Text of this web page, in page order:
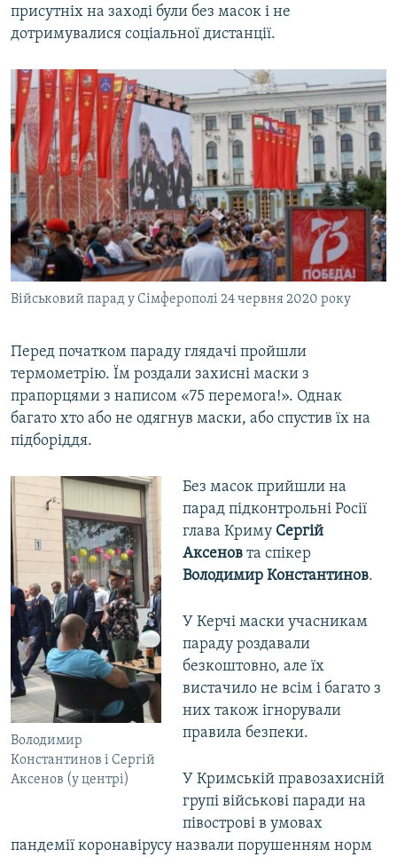
присутніх на заході були без масок і не
дотримувалися соціальної дистанції.
Військовий парад у Сімферополі 24 червня 2020 року
Перед початком параду глядачі пройшли
термометрію. Їм роздали захисні маски з
прапорцями з написом «75 перемога!». Однак
багато хто або не одягнув маски, або спустив їх на
підборіддя.
Володимир
Константинов і Сергій
Аксенов (у центрі)
Без масок прийшли на
парад підконтрольні Росії
глава Криму Сергій
Аксеновта спікер
Володимир Константинов.
У Керчі маски учасникам
параду роздавали
безкоштовно, але їх
вистачило не всім і багато з
них також ігнорували
правила безпеки.
У Кримській правозахисній
групі військові паради на
півострові в умовах
пандемії коронавірусу назвали порушенням норм